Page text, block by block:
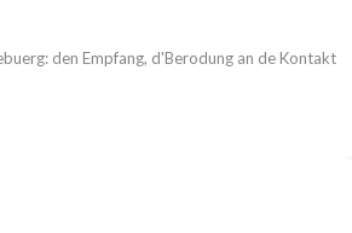
den Empfang, d'Berodung an de Kontakt